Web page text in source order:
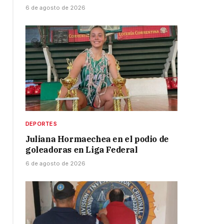
6 de agosto de 2026
DEPORTES
Juliana Hormaechea en el podio de
goleadoras en Liga Federal
6 de agosto de 2026